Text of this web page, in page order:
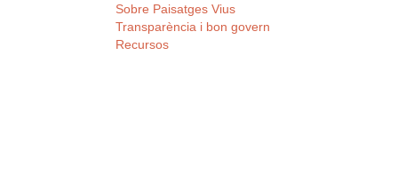
Sobre Paisatges Vius
Transparència i bon govern
Recursos